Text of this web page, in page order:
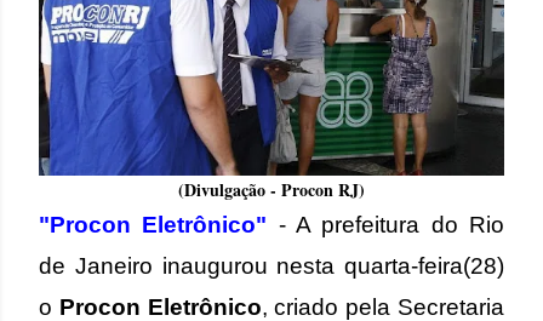
(Divulgação - Procon RJ)
"Procon Eletrônico" -A prefeitura do Rio
de Janeiro inaugurou nesta quarta-feira(28)
o Procon Eletrônico, criado pela Secretaria